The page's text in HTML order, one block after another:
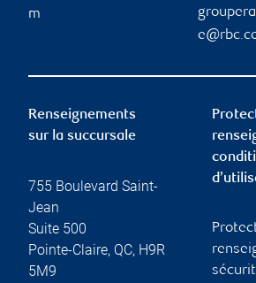
m
Renseignements
sur la succursale
755 Boulevard Saint-
Jean
Suite 500
Pointe-Claire, QC, H9R
5M9